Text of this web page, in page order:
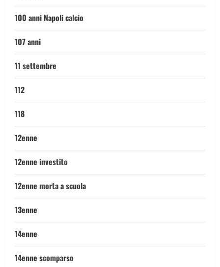
100 anni Napoli calcio
107 anni
11 settembre
112
118
12enne
12enne investito
12enne morta a scuola
13enne
14enne
14enne scomparso